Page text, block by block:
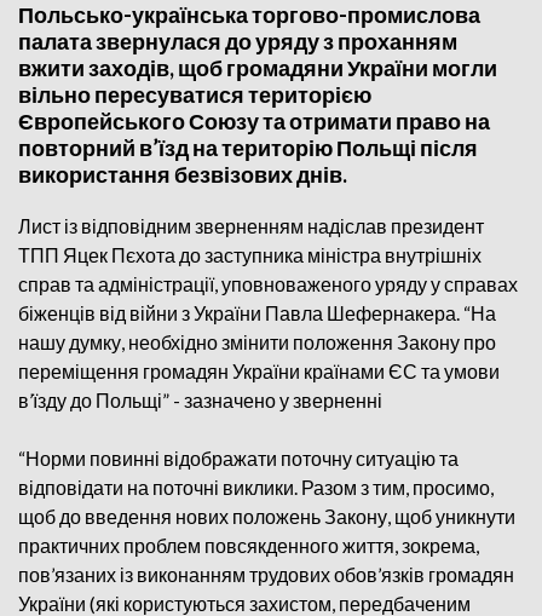
Польсько-українська торгово-промислова
палата звернулася до уряду з проханням
вжити заходів, щоб громадяни України могли
вільно пересуватися територією
Європейського Союзу та отримати право на
повторний в’їзд на територію Польщі після
використання безвізових днів.
Лист із відповідним зверненням надіслав президент
ТПП Яцек Пєхота до заступника міністра внутрішніх
справ та адміністрації, уповноваженого уряду у справах
біженців від війни з України Павла Шефернакера. “На
нашу думку, необхідно змінити положення Закону про
переміщення громадян України країнами ЄС та умови
в’їзду до Польщі” - зазначено у зверненні
“Норми повинні відображати поточну ситуацію та
відповідати на поточні виклики. Разом з тим, просимо,
щоб до введення нових положень Закону, щоб уникнути
практичних проблем повсякденного життя, зокрема,
пов’язаних із виконанням трудових обов’язків громадян
України (які користуються захистом, передбаченим